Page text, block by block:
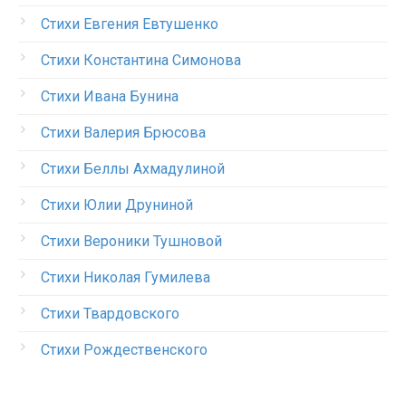
Стихи Евгения Евтушенко
Стихи Константина Симонова
Стихи Ивана Бунина
Стихи Валерия Брюсова
Стихи Беллы Ахмадулиной
Стихи Юлии Друниной
Стихи Вероники Тушновой
Стихи Николая Гумилева
Стихи Твардовского
Стихи Рождественского